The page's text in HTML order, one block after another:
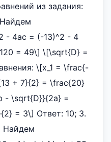
из задания:
- 4ac = (-13)^2 - 4
= 49\] \[\sqrt{D} =
\[x_1 = \frac{-
+ 7}{2} = \frac{20}
- \sqrt{D}}{2a} =
= 3\] Ответ: 10; 3.
Найдем